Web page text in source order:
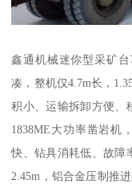
鑫通机械迷你型采矿
凑，整机仅4.7m长，
积小、运输拆卸方便、
1838ME大功率凿岩机
快、钻具消耗低、故障
2.45m，铝合金压制推